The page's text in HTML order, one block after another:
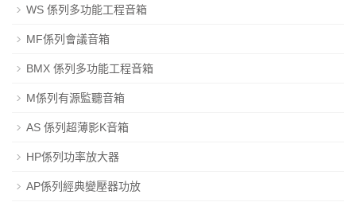
WS 係列多功能工程音箱
MF係列會議音箱
BMX 係列多功能工程音箱
M係列有源監聽音箱
AS 係列超薄影K音箱
HP係列功率放大器
AP係列經典變壓器功放